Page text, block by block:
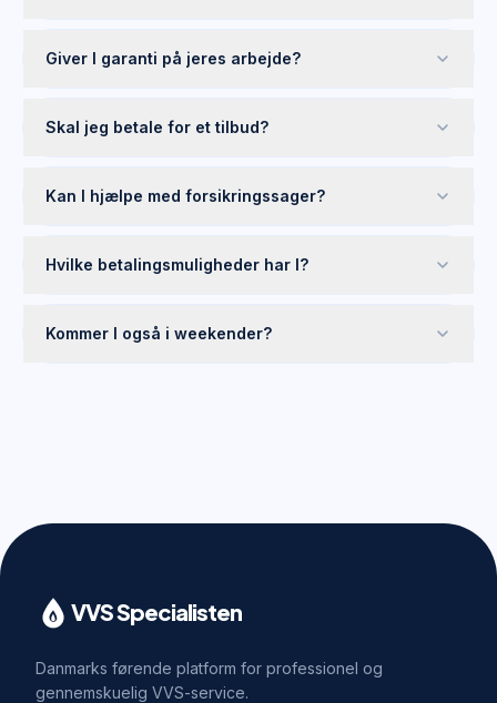
Giver I garanti på jeres arbejde?
Skal jeg betale for et tilbud?
Kan I hjælpe med forsikringssager?
Hvilke betalingsmuligheder har I?
Kommer I også i weekender?
VVS Specialisten
Danmarks førende platform for professionel og
gennemskuelig VVS-service.